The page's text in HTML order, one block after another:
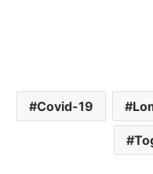
Covid-19